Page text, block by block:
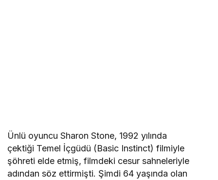
Ünlü oyuncu Sharon Stone, 1992 yılında
çektiği Temel İçgüdü (Basic Instinct) filmiyle
şöhreti elde etmiş, filmdeki cesur sahneleriyle
adından söz ettirmişti. Şimdi 64 yaşında olan